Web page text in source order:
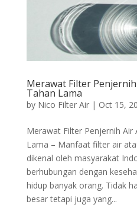
Merawat Filter
Tahan Lama
by Nico Filter Air| Oct 15,
Merawat Filter Penjernih Air
Lama – Manfaat filter air
dikenal oleh masyarakat
berhubungan dengan
hidup banyak orang. Tidak
besar tetapi juga yang...